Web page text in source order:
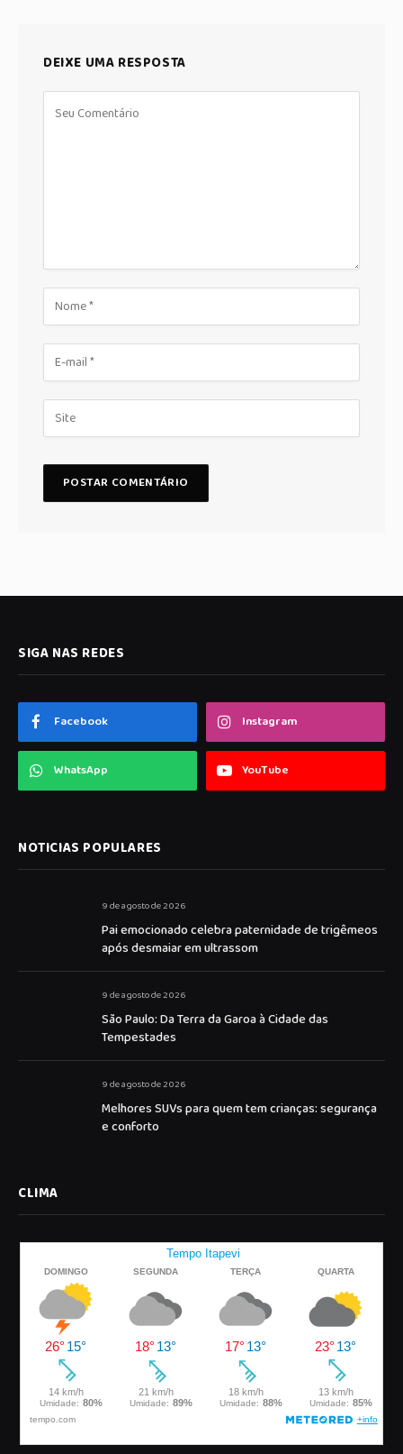
DEIXE UMA RESPOSTA
SIGA NAS REDES
Facebook Instagram
WhatsApp YouTube
NOTICIAS POPULARES
9 de agosto de 2026
Pai emocionado celebra paternidade de trigêmeos
após desmaiar em ultrassom
9 de agosto de 2026
São Paulo: Da Terra da Garoa à Cidade das
Tempestades
9 de agosto de 2026
Melhores SUVs para quem tem crianças: segurança
e conforto
CLIMA